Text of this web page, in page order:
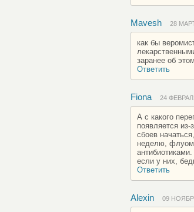
Mavesh 28
как бы
заранее об
Ответить
Fiona 24
А с какого
появляется
сбоев
неделю,
если у них,
Ответить
Alexin 09